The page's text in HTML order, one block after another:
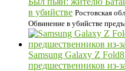
в убийстве Ростовская
Обвинение в убийстве
Samsung Galaxy Z
предшественников из-